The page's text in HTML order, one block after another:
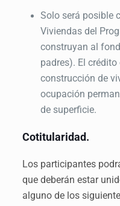
Solo será posible
Viviendas del
construyan al
padres). El
construcción de
ocupación
de superficie.
Cotitularidad.
Los participantes
que deberán estar
alguno de los